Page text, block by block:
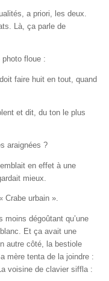
a priori, les deux.
Là, ça parle de
photo floue :
faire huit en tout, quand
et dit, du ton le plus
araignées ?
en effet à une
mieux.
Crabe urbain ».
moins dégoûtant qu’une
Et ça avait une
autre côté, la bestiole
mère tenta de la joindre :
voisine de clavier siffla :